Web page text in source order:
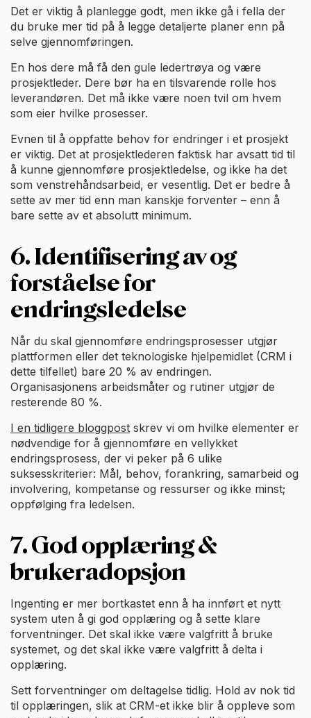
Det er viktig å planlegge godt, men ikke gå i fella der
du bruke mer tid på å legge detaljerte planer enn på
selve gjennomføringen.
En hos dere må få den gule ledertrøya og være
prosjektleder. Dere bør ha en tilsvarende rolle hos
leverandøren. Det må ikke være noen tvil om hvem
som eier hvilke prosesser.
Evnen til å oppfatte behov for endringer i et prosjekt
er viktig. Det at prosjektlederen faktisk har avsatt tid til
å kunne gjennomføre prosjektledelse, og ikke ha det
som venstrehåndsarbeid, er vesentlig. Det er bedre å
sette av mer tid enn man kanskje forventer – enn å
bare sette av et absolutt minimum.
6. Identifisering av og
forståelse for
endringsledelse
Når du skal gjennomføre endringsprosesser utgjør
plattformen eller det teknologiske hjelpemidlet (CRM i
dette tilfellet) bare 20 % av endringen.
Organisasjonens arbeidsmåter og rutiner utgjør de
resterende 80 %.
I en tidligere bloggpost skrev vi om hvilke elementer er
nødvendige for å gjennomføre en vellykket
endringsprosess, der vi peker på 6 ulike
suksesskriterier: Mål, behov, forankring, samarbeid og
involvering, kompetanse og ressurser og ikke minst;
oppfølging fra ledelsen.
7. God opplæring &
brukeradopsjon
Ingenting er mer bortkastet enn å ha innført et nytt
system uten å gi god opplæring og å sette klare
forventninger. Det skal ikke være valgfritt å bruke
systemet, og det skal ikke være valgfritt å delta i
opplæring.
Sett forventninger om deltagelse tidlig. Hold av nok tid
til opplæringen, slik at CRM-et ikke blir å oppleve som